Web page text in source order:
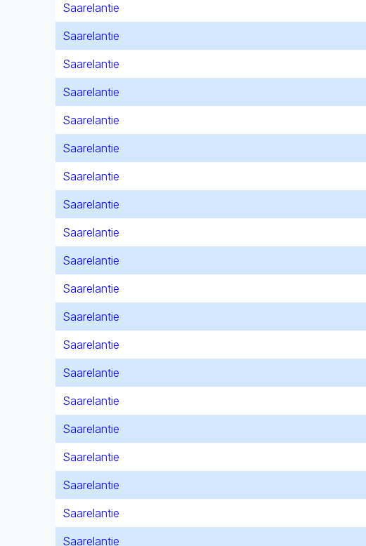
Saarelantie
Saarelantie
Saarelantie
Saarelantie
Saarelantie
Saarelantie
Saarelantie
Saarelantie
Saarelantie
Saarelantie
Saarelantie
Saarelantie
Saarelantie
Saarelantie
Saarelantie
Saarelantie
Saarelantie
Saarelantie
Saarelantie
Saarelantie